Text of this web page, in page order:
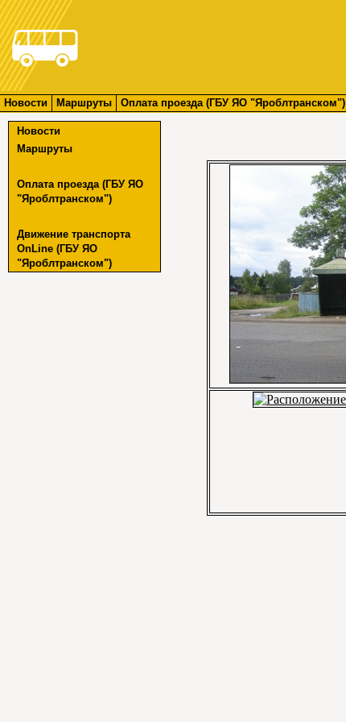
Новости Маршруты Оплата проезда (ГБУ ЯО "Яроблтранском")
Новости
Маршруты
Оплата проезда (ГБУ ЯО
"Яроблтранском")
Движение транспорта
OnLine (ГБУ ЯО
"Яроблтранском")